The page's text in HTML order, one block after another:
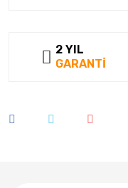
2 YIL
GARANTİ